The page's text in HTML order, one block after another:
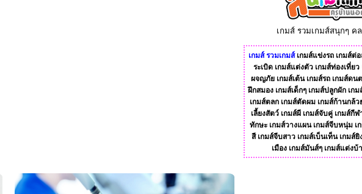
เกมส์ รวมเกมส์สนุกๆ ค
เกมส์ รวมเกมส์ เกมส์แข่งรถ เกมส์ต่อ
ระเบิด เกมส์แต่งตัว เกมส์ท่องเที่ยว
ผจญภัย เกมส์เต้น เกมส์รถ เกมส์ดน
ฝึกสมอง เกมส์เด็กๆ เกมส์ปลูกผัก เก
เกมส์ตลก เกมส์ตัดผม เกมส์ก้านกล้ว
เลี้ยงสัตว์ เกมส์ผี เกมส์จับคู่ เกมส์กีฬ
ทักษะ เกมส์วางแผน เกมส์จีบหนุ่ม เ
สี เกมส์จีบสาว เกมส์เบ็นเท็น เกมส์ยิ
เมือง เกมส์มันส์ๆ เกมส์แต่งบ้